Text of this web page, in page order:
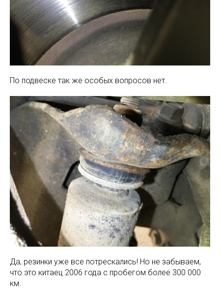
По подвеске так же особых вопросов нет.
Да, резинки уже все потрескались! Но не забываем,
что это китаец 2006 года с пробегом более 300 000
км.